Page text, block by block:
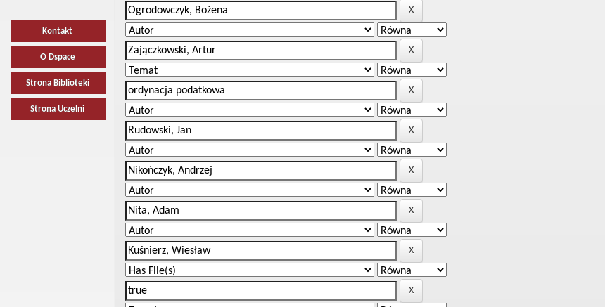
Kontakt
O Dspace
Strona Biblioteki
Strona Uczelni